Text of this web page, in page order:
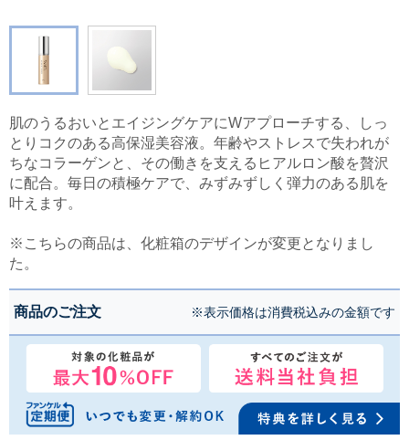
肌のうるおいとエイジングケアにWアプローチする、しっ
とりコクのある高保湿美容液。年齢やストレスで失われが
ちなコラーゲンと、その働きを支えるヒアルロン酸を贅沢
に配合。毎日の積極ケアで、みずみずしく弾力のある肌を
叶えます。
※こちらの商品は、化粧箱のデザインが変更となりまし
た。
商品のご注文 ※表示価格は消費税込みの金額です